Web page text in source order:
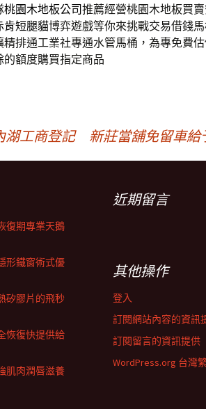
桃園木地板公司推薦經營桃園木地板買
肯短腿貓博弈遊戲等你來挑戰交易借錢
精排通工業社專通水管馬桶，為專免費
的額度購買指定商品
湖工商登記 新莊當舖免留車
復期專業天鵝
形鐵窗術式優
矽膠片的飛秒
恢復快提供給
肌肉潤唇滋養
近期留言
其他操作
登入
訂閱網站內容的資訊
訂閱留言的資訊提供
WordPress.org 台灣